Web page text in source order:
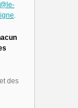
.
des